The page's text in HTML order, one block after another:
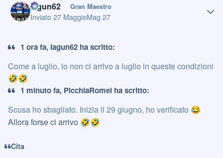
Iagun62 Gran Maestro
Inviato27 MaggioMag 27
1 ora fa, Iagun62 ha scritto:
Come a luglio, io non ci arrivo a luglio in queste condizioni
🤣🤣
1 minuto fa, PicchiaRomei ha scritto:
Scusa ho sbagliato. Inizia il 29 giugno, ho verificato 😂
Allora forse ci arrivo 🤣🤣
Cita